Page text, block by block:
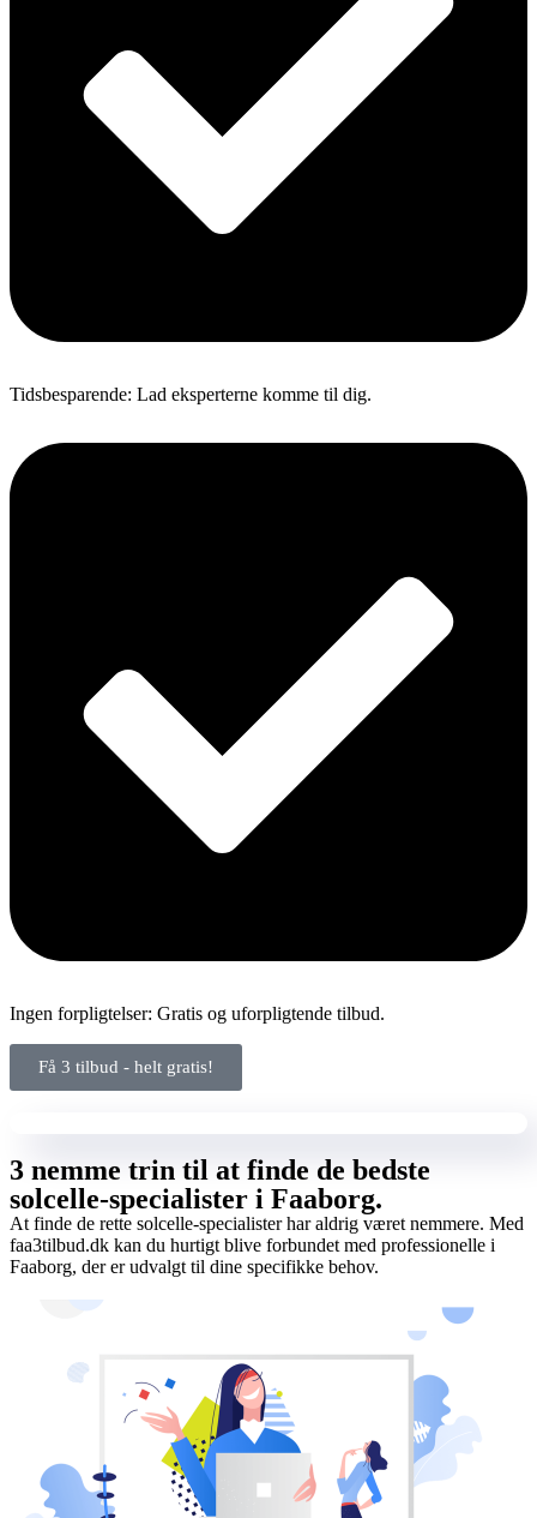
Tidsbesparende: Lad eksperterne komme til dig.
Ingen forpligtelser: Gratis og uforpligtende tilbud.
Få 3 tilbud - helt gratis!
3 nemme trin til at finde de bedste
solcelle-specialister i Faaborg.
At finde de rette solcelle-specialister har aldrig været nemmere. Med
faa3tilbud.dk kan du hurtigt blive forbundet med professionelle i
Faaborg, der er udvalgt til dine specifikke behov.